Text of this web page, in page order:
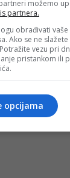
možemo
partnera.
obrađivati
Ako se ne
vezu pri
pristankom ili
opcijama